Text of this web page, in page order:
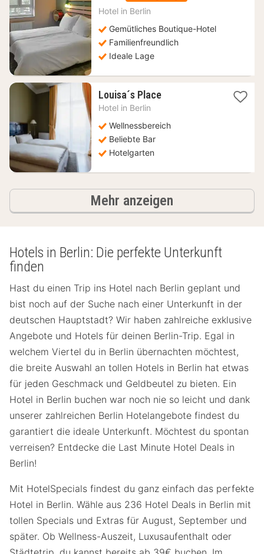
Hotel in Berlin
Gemütliches Boutique-Hotel
Familienfreundlich
Ideale Lage
Louisa´s Place1
328,95
Hotel in Berlin
Wellnessbereich
Beliebte Bar
Hotelgarten
Mehr anzeigen
Hotels in Berlin: Die perfekte Unterkunft
finden
Hast du einen Trip ins Hotel nach Berlin geplant und
bist noch auf der Suche nach einer Unterkunft in der
deutschen Hauptstadt? Wir haben zahlreiche exklusive
Angebote und Hotels für deinen Berlin-Trip. Egal in
welchem Viertel du in Berlin übernachten möchtest,
die breite Auswahl an tollen Hotels in Berlin hat etwas
für jeden Geschmack und Geldbeutel zu bieten. Ein
Hotel in Berlin buchen war noch nie so leicht und dank
unserer zahlreichen Berlin Hotelangebote findest du
garantiert die ideale Unterkunft. Möchtest du spontan
verreisen? Entdecke die Last Minute Hotel Deals in
Berlin!
Mit HotelSpecials findest du ganz einfach das perfekte
Hotel in Berlin. Wähle aus 236 Hotel Deals in Berlin mit
tollen Specials und Extras für August, September und
später. Ob Wellness-Auszeit, Luxusaufenthalt oder